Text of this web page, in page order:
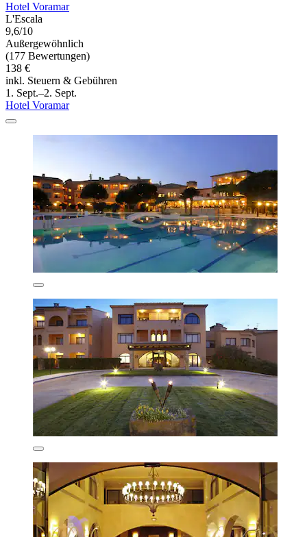
Hotel Voramar
L'Escala
9,6/10
Außergewöhnlich
(177 Bewertungen)
138 €
inkl. Steuern & Gebühren
1. Sept.–2. Sept.
Hotel Voramar